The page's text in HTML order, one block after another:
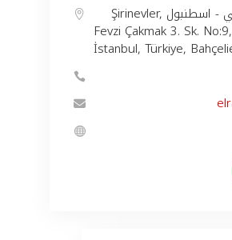
Şirinevler, مطعم الروابي - اسطنبول, Mareşal
Fevzi Çakmak 3. Sk.
İstanbul, Türkiye,